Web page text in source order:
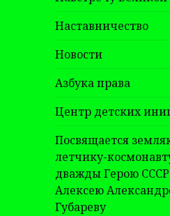
Наставничество
Новости
Азбука права
Центр детских
Посвящается
летчику-
дважды Герою СССР
Алексею
Губареву